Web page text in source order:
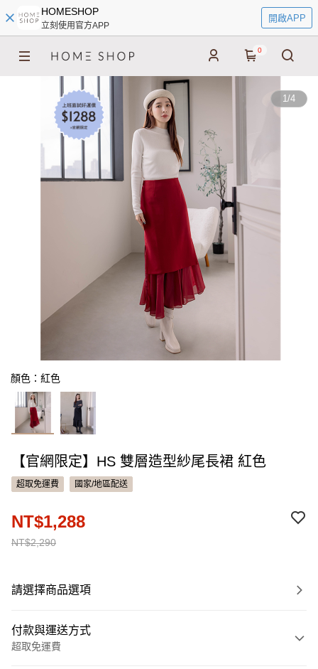
HOMESHOP
立刻使用官方APP
開啟APP
0
1/4
顏色：紅色
【官網限定】HS 雙層造型紗尾長裙 紅色
超取免運費 國家/地區配送
NT$2,290
NT$1,288
請選擇商品選項
付款與運送方式
超取免運費